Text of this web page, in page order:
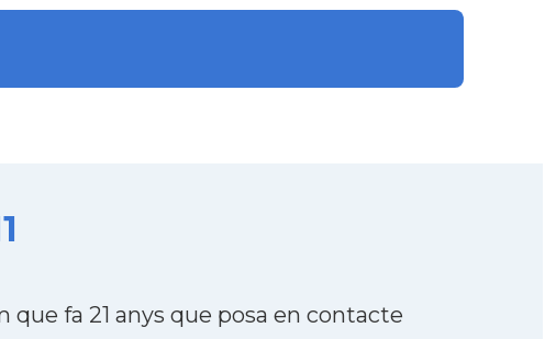
que fa 21 anys que posa en contacte